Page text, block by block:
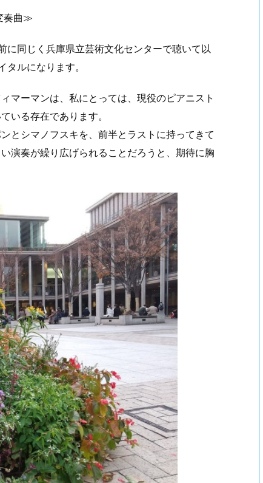
奏曲≫
同じく兵庫県立芸術文化センターで聴いて以
ルになります。
マーマンは、私にとっては、現役のピアニスト
いる存在であります。
とシマノフスキを、前半とラストに持ってきて
演奏が繰り広げられることだろうと、期待に胸